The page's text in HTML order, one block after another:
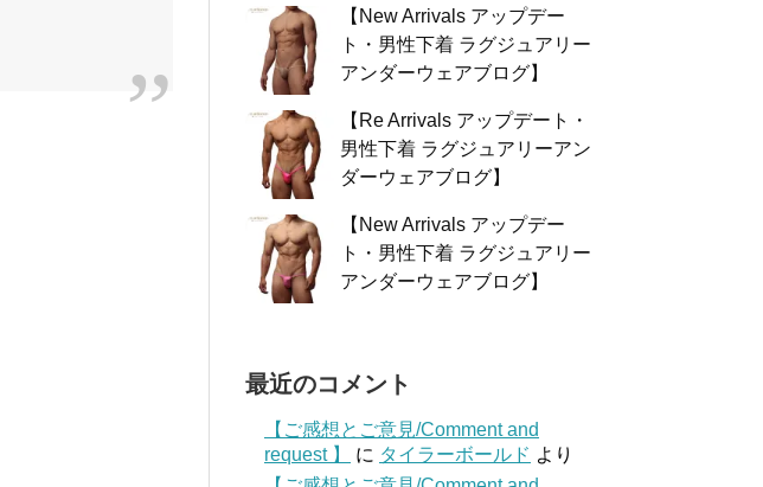
【New Arrivals アップデー
ト・男性下着 ラグジュアリー
アンダーウェアブログ】
【Re Arrivals アップデート・
男性下着 ラグジュアリーアン
ダーウェアブログ】
【New Arrivals アップデー
ト・男性下着 ラグジュアリー
アンダーウェアブログ】
最近のコメント
【ご感想とご意見/Comment and
request 】
に タイラーボールド より